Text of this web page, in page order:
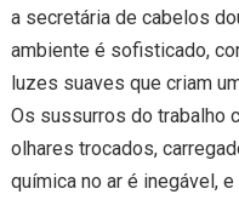
a secretária de cabelos
ambiente é sofisticado,
luzes suaves que criam
Os sussurros do trabalho
olhares trocados,
química no ar é inegável,